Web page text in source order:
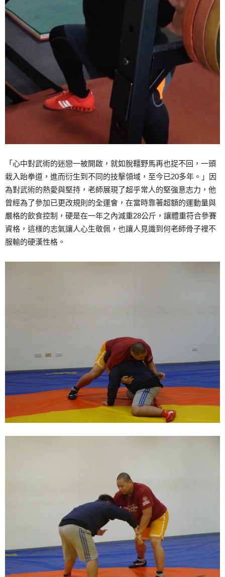
「心中對武術的迷戀一被開啟，就如脫韁野馬再也捉不回，一頭
栽入跆拳道，進而衍生到不同的技擊領域，至今已20多年。」因
為對武術的熱愛與堅持，老師展現了超乎常人的堅強意志力，他
曾經為了參加已更改規則的全運會，在當時靠著超額的運動量與
嚴格的飲食控制，硬是在一年之內減重28公斤，讓體重符合參賽
資格，這樣的志氣讓人心生敬佩，也讓人見識到何老師骨子裡不
服輸的硬漢性格。